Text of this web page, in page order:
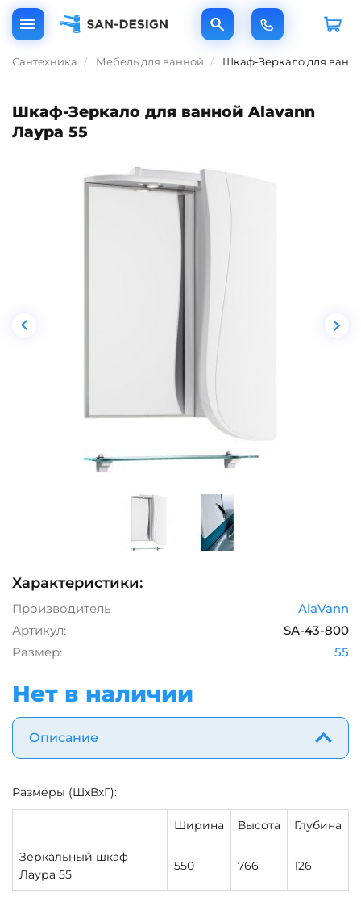
Сантехника Мебель для ванной Шкаф-Зеркало для
Шкаф-Зеркало для ванной Alavann
Лаура 55
Характеристики:
Производитель
AlaVann
Артикул:
SA-43-800
Размер:
55
Нет в наличии
Описание
Размеры (ШхВхГ):
Ширина Высота Глубина
Зеркальный шкаф
Лаура 55
550 766 126